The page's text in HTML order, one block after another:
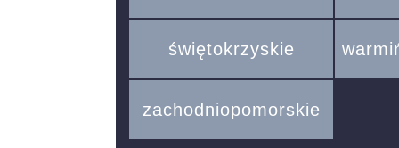
świętokrzyskie
zachodniopomorskie